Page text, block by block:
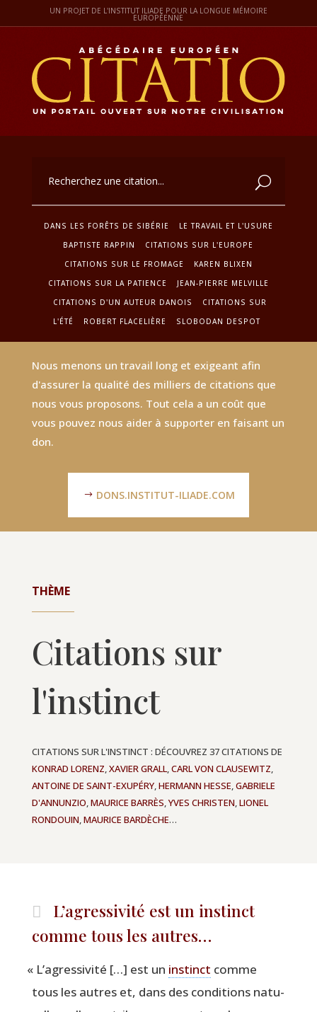
UN PROJET DE L'INSTITUT ILIADE POUR LA LONGUE MÉMOIRE
EUROPÉENNE
DANS LES FORÊTS DE SIBÉRIE
LE TRAVAIL ET L'USURE
BAPTISTE RAPPIN
CITATIONS SUR L'EUROPE
CITATIONS SUR LE FROMAGE
KAREN BLIXEN
CITATIONS SUR LA PATIENCE
JEAN-PIERRE MELVILLE
CITATIONS D'UN AUTEUR DANOIS
CITATIONS SUR
L'ÉTÉ
ROBERT FLACELIÈRE SLOBODAN DESPOT
Nous menons un travail long et exigeant afin
d'assurer la qualité des milliers de citations que
nous vous proposons. Tout cela a un coût que
vous pouvez nous aider à supporter en faisant un
don.
DONS.INSTITUT-ILIADE.COM
THÈME
Citations sur
l'instinct
CITATIONS SUR L'INSTINCT : DÉCOUVREZ 37 CITATIONS DE
KONRAD LORENZ,XAVIER GRALL,CARL VON CLAUSEWITZ,
ANTOINE DE SAINT-EXUPÉRY,HERMANN HESSE,GABRIELE
D'ANNUNZIO,MAURICE BARRÈS,YVES CHRISTEN,LIONEL
RONDOUIN,MAURICE BARDÈCHE…
L’agressivité est un instinct
comme tous les autres…
« L’agressivité […] est un ins­tinct comme
tous les autres et, dans des condi­tions natu­